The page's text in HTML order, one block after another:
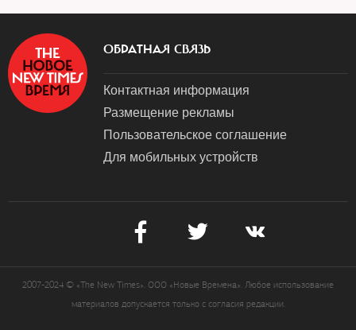
ОБРАТНАЯ СВЯЗЬ
Контактная информация
Размещение рекламы
Пользовательское соглашение
Для мобильных устройств
2007-2024 © «The New Times». ООО «Новые Времена». Любое использование
материалов допускается только с согласия редакции.